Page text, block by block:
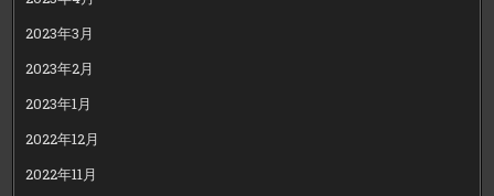
2023年3月
2023年2月
2023年1月
2022年12月
2022年11月